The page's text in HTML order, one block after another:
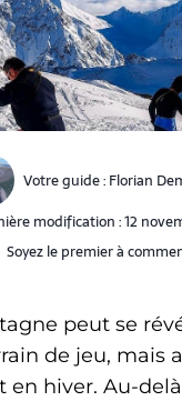
Votre guide :Florian
modification :12
Soyez le premier à
peut se
de jeu, mais
en hiver. Au-